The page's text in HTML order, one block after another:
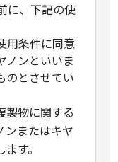
に、下記の使
用条件に同意
ノンといいま
のとさせてい
製物に関する
ンまたはキヤ
す。